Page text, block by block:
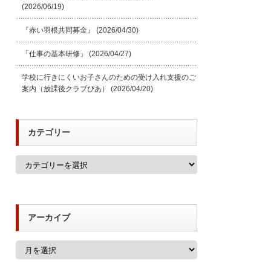
(2026/06/19)
『赤い羽根共同募金』 (2026/04/30)
「仕事の基本研修」 (2026/04/27)
学校に行きにくいお子さんのための受け入れ支援のご
案内（放課後クラブぴあ）
(2026/04/20)
カテゴリー
アーカイブ